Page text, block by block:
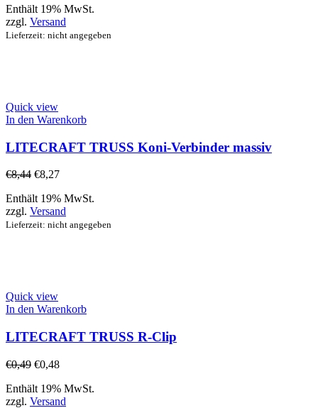
Enthält 19% MwSt.
zzgl. Versand
Lieferzeit: nicht angegeben
Quick view
In den Warenkorb
LITECRAFT TRUSS Koni-Verbinder massiv
€8,44 €8,27
Enthält 19% MwSt.
zzgl. Versand
Lieferzeit: nicht angegeben
Quick view
In den Warenkorb
LITECRAFT TRUSS R-Clip
€0,49 €0,48
Enthält 19% MwSt.
zzgl. Versand